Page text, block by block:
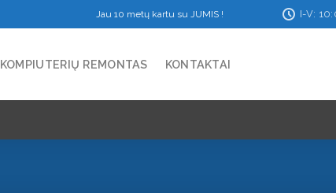
Jau 10 metų kartu su JUMIS ! I-V:
KOMPIUTERIŲ REMONTAS KONTAKTAI